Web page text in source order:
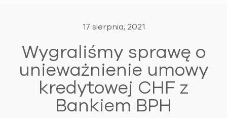
17 sierpnia, 2021
Wygraliśmy sprawę o
unieważnienie umowy
kredytowej CHF z
Bankiem BPH